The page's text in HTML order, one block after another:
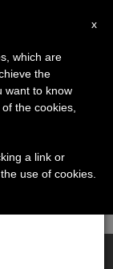
×
la pausa
de verano
el
x
which are
the
want to know
the cookies,
a link or
use of cookies.